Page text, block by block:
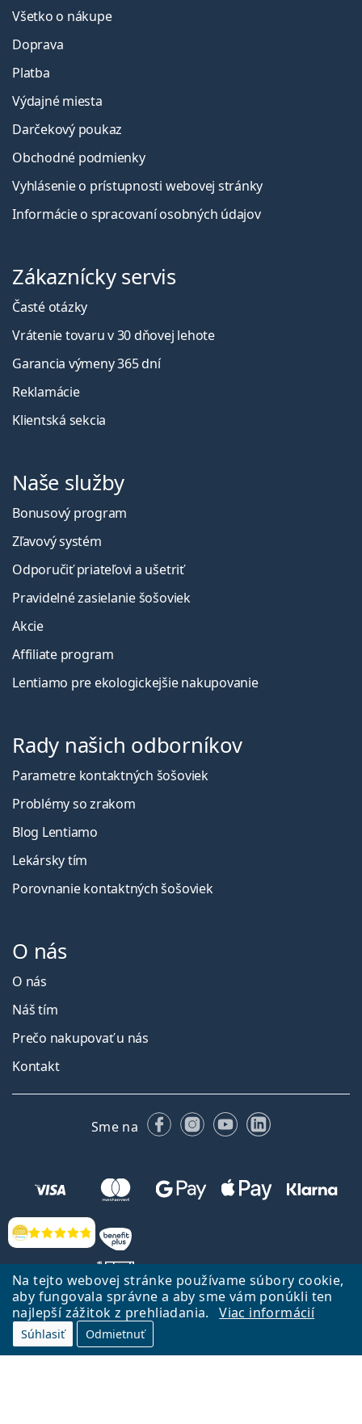
Na tejto webovej stránke používame súbory cookie,
aby fungovala správne a aby sme vám ponúkli ten
najlepší zážitok z prehliadania.
Viac informácií
Súhlasiť Odmietnuť
Hodnotenia
Všetko o nákupe
Doprava
Platba
Výdajné miesta
Darčekový poukaz
Obchodné podmienky
Vyhlásenie o prístupnosti webovej stránky
Informácie o spracovaní osobných údajov
Zákaznícky servis
Časté otázky
Vrátenie tovaru v 30 dňovej lehote
Garancia výmeny 365 dní
Reklamácie
Klientská sekcia
Naše služby
Bonusový program
Zľavový systém
Odporučiť priateľovi a ušetriť
Pravidelné zasielanie šošoviek
Akcie
Affiliate program
Lentiamo pre ekologickejšie nakupovanie
Rady našich odborníkov
Parametre kontaktných šošoviek
Problémy so zrakom
Blog Lentiamo
Lekársky tím
Porovnanie kontaktných šošoviek
O nás
O nás
Náš tím
Prečo nakupovať u nás
Kontakt
Sme na FacebookuInstagrame
YouTubeLinkedIn
Späť na Úvodnu stránku
Lentiamo.sk vlastní a prevádzkuje spoločnosť Lentiamo s.r.o., Česká